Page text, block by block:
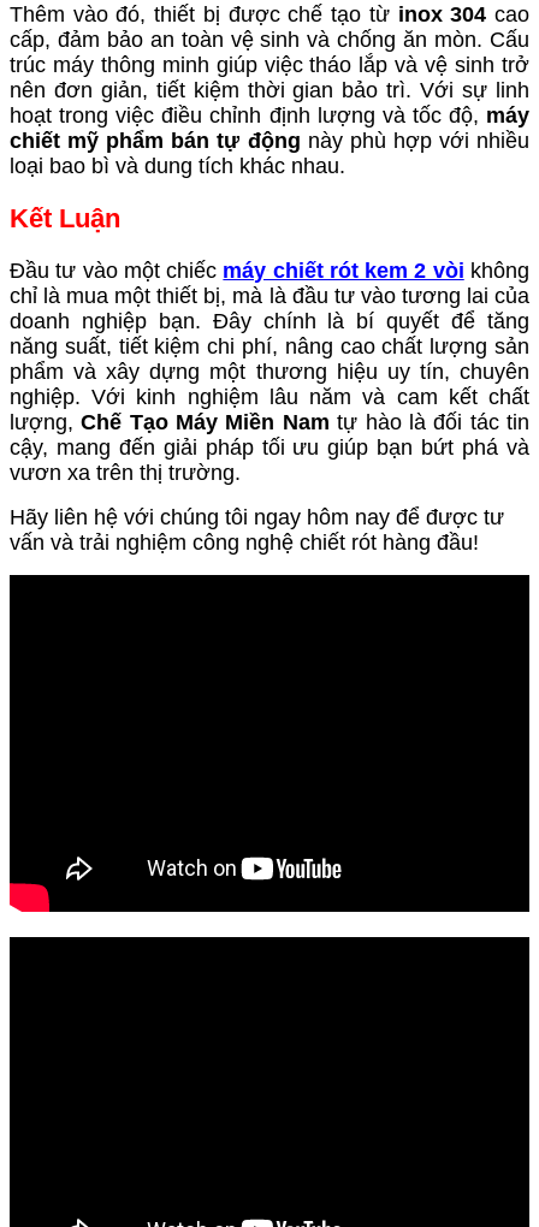
Thêm vào đó, thiết bị được chế tạo từ inox 304 cao
cấp, đảm bảo an toàn vệ sinh và chống ăn mòn. Cấu
trúc máy thông minh giúp việc tháo lắp và vệ sinh trở
nên đơn giản, tiết kiệm thời gian bảo trì. Với sự linh
hoạt trong việc điều chỉnh định lượng và tốc độ, máy
chiết mỹ phẩm bán tự động này phù hợp với nhiều
loại bao bì và dung tích khác nhau.
Kết Luận
Đầu tư vào một chiếc máy chiết rót kem 2 vòi không
chỉ là mua một thiết bị, mà là đầu tư vào tương lai của
doanh nghiệp bạn. Đây chính là bí quyết để tăng
năng suất, tiết kiệm chi phí, nâng cao chất lượng sản
phẩm và xây dựng một thương hiệu uy tín, chuyên
nghiệp. Với kinh nghiệm lâu năm và cam kết chất
lượng,Chế Tạo Máy Miền Nam tự hào là đối tác tin
cậy, mang đến giải pháp tối ưu giúp bạn bứt phá và
vươn xa trên thị trường.
Hãy liên hệ với chúng tôi ngay hôm nay để được tư
vấn và trải nghiệm công nghệ chiết rót hàng đầu!